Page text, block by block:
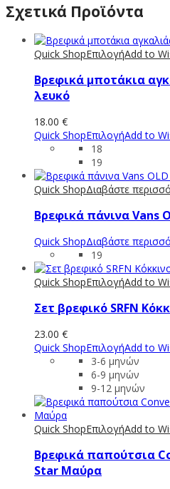
Σχετικά Προϊόντα
Quick ShopΕπιλογήAdd to
Βρεφικά μποτάκια
λευκό
18.00 €
Quick ShopΕπιλογήAdd to
18
19
Quick ShopΔιαβάστε
Βρεφικά πάνινα Vans
Quick ShopΔιαβάστε
19
Quick ShopΕπιλογήAdd to
Σετ βρεφικό SRFN
23.00 €
Quick ShopΕπιλογήAdd to
3-6 μηνών
6-9 μηνών
9-12 μηνών
Quick ShopΕπιλογήAdd to
Βρεφικά παπούτσια
Star Mαύρα